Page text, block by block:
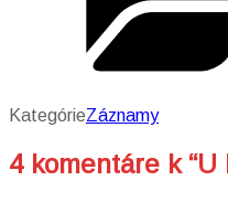
KategórieZáznamy
4 komentáre k “U